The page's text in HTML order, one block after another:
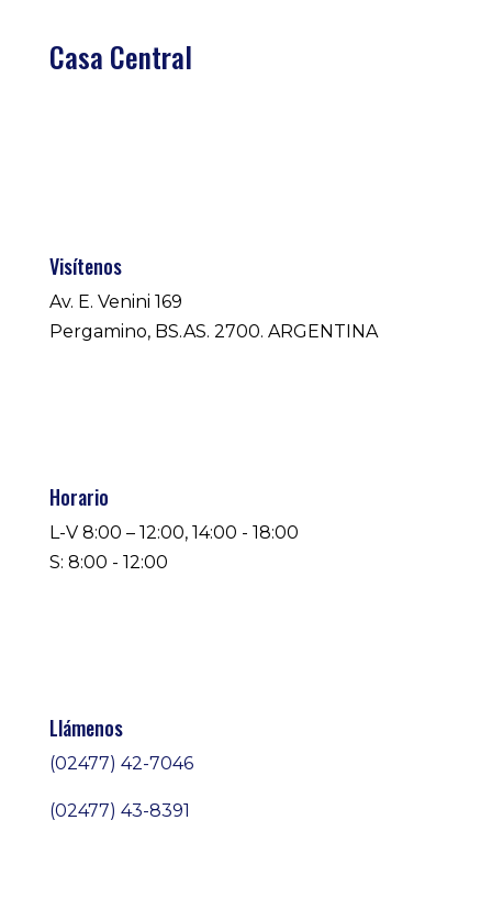
Casa Central
Visítenos
Av. E. Venini 169
Pergamino, BS.AS. 2700. ARGENTINA
Horario
L-V 8:00 – 12:00, 14:00 - 18:00
S: 8:00 - 12:00
Llámenos
(02477) 42-7046
(02477) 43-8391